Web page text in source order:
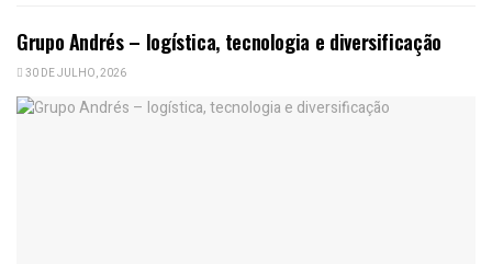
Grupo Andrés – logística, tecnologia e diversificação
30 DE JULHO, 2026